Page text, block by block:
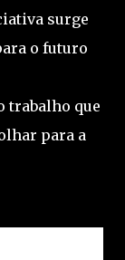
surge
o futuro
trabalho que
para a